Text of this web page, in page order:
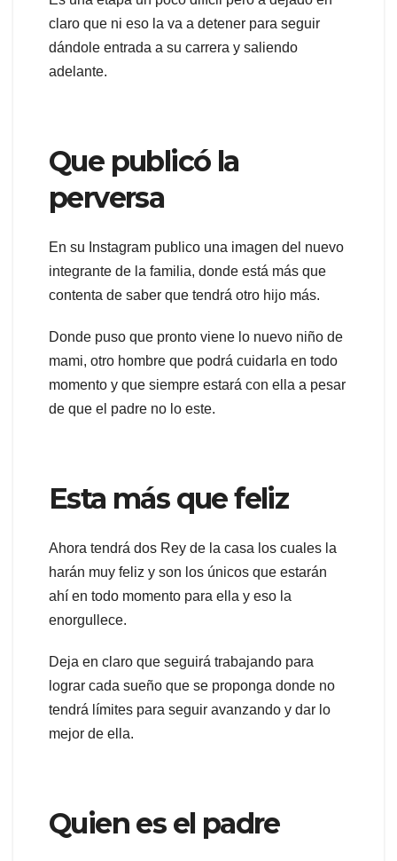
claro que ni eso la va a detener para seguir
dándole entrada a su carrera y saliendo
adelante.
Que publicó la
perversa
En su Instagram publico una imagen del nuevo
integrante de la familia, donde está más que
contenta de saber que tendrá otro hijo más.
Donde puso que pronto viene lo nuevo niño de
mami, otro hombre que podrá cuidarla en todo
momento y que siempre estará con ella a pesar
de que el padre no lo este.
Esta más que feliz
Ahora tendrá dos Rey de la casa los cuales la
harán muy feliz y son los únicos que estarán
ahí en todo momento para ella y eso la
enorgullece.
Deja en claro que seguirá trabajando para
lograr cada sueño que se proponga donde no
tendrá límites para seguir avanzando y dar lo
mejor de ella.
Quien es el padre